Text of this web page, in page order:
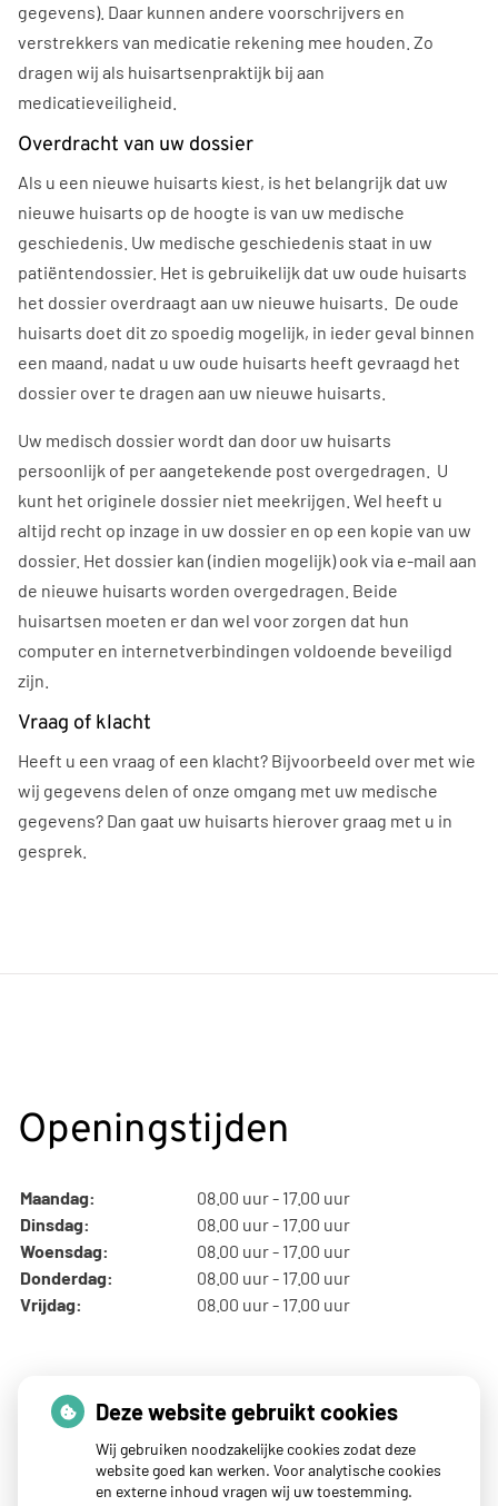
gegevens). Daar kunnen andere voorschrijvers en
verstrekkers van medicatie rekening mee houden. Zo
dragen wij als huisartsenpraktijk bij aan
medicatieveiligheid.
Overdracht van uw dossier
Als u een nieuwe huisarts kiest, is het belangrijk dat uw
nieuwe huisarts op de hoogte is van uw medische
geschiedenis. Uw medische geschiedenis staat in uw
patiëntendossier. Het is gebruikelijk dat uw oude huisarts
het dossier overdraagt aan uw nieuwe huisarts. De oude
huisarts doet dit zo spoedig mogelijk, in ieder geval binnen
een maand, nadat u uw oude huisarts heeft gevraagd het
dossier over te dragen aan uw nieuwe huisarts.
Uw medisch dossier wordt dan door uw huisarts
persoonlijk of per aangetekende post overgedragen. U
kunt het originele dossier niet meekrijgen. Wel heeft u
altijd recht op inzage in uw dossier en op een kopie van uw
dossier. Het dossier kan (indien mogelijk) ook via e-mail aan
de nieuwe huisarts worden overgedragen. Beide
huisartsen moeten er dan wel voor zorgen dat hun
computer en internetverbindingen voldoende beveiligd
zijn.
Vraag of klacht
Heeft u een vraag of een klacht? Bijvoorbeeld over met wie
wij gegevens delen of onze omgang met uw medische
gegevens? Dan gaat uw huisarts hierover graag met u in
gesprek.
Openingstijden
Maandag:
08.00 uur - 17.00 uur
Dinsdag:
08.00 uur - 17.00 uur
Woensdag:
08.00 uur - 17.00 uur
Donderdag:
08.00 uur - 17.00 uur
Vrijdag:
08.00 uur - 17.00 uur
Thuisarts nieuws
Blaar op je hand of voet? Dit kun je doen
Deze website gebruikt cookies
Wij gebruiken noodzakelijke cookies zodat deze
website goed kan werken. Voor analytische cookies
en externe inhoud vragen wij uw toestemming.